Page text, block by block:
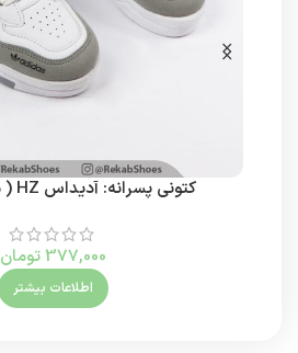
کتونی پسرانه: آدیداس HZ ( سفید طوسی)
377,000 تومان
اطلاعات بیشتر